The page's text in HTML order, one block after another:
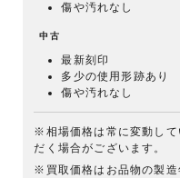
傷や汚れなし
中古
最新刻印
多少の使用形跡あり
傷や汚れなし
※相場価格は常に変動して
だく場合がございます。
※買取価格はお品物の製造